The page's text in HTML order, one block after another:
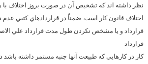
نظر داشته اند كه تشخيص آن در صورت بروز اختلاف
اختلاف قانون كار است. ضمناً در قراردادهاي كتبي عدم
قرارداد و يا مشخص نكردن طول مدت قرارداد علي
قرارداد
كار در كارهايي كه طبيعت آنها جنبه مستمر داشته